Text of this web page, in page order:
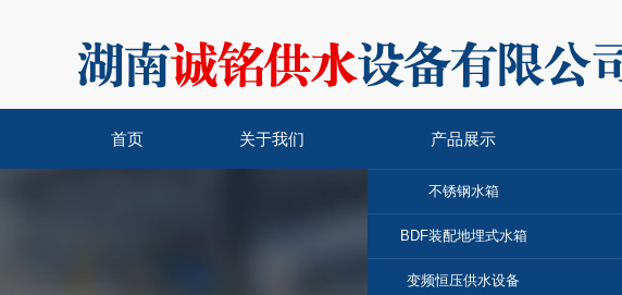
首页 关于我们 产品展示
不锈钢水箱
BDF装配地埋式水箱
变频恒压供水设备